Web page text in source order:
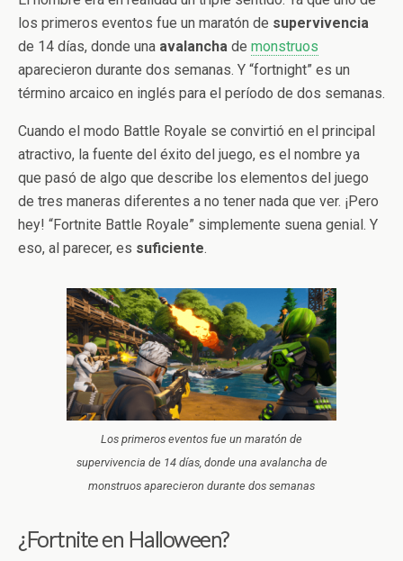
los primeros eventos fue un maratón de supervivencia
de 14 días, donde una avalancha de monstruos
aparecieron durante dos semanas. Y “fortnight” es un
término arcaico en inglés para el período de dos semanas.
Cuando el modo Battle Royale se convirtió en el principal
atractivo, la fuente del éxito del juego, es el nombre ya
que pasó de algo que describe los elementos del juego
de tres maneras diferentes a no tener nada que ver. ¡Pero
hey! “Fortnite Battle Royale” simplemente suena genial. Y
eso, al parecer, es suficiente.
Los primeros eventos fue un maratón de
supervivencia de 14 días, donde una avalancha de
monstruos aparecieron durante dos semanas
¿Fortnite en Halloween?